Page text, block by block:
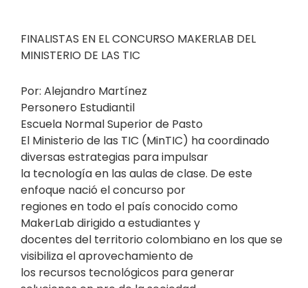
FINALISTAS EN EL CONCURSO MAKERLAB DEL
MINISTERIO DE LAS TIC
Por: Alejandro Martínez
Personero Estudiantil
Escuela Normal Superior de Pasto
El Ministerio de las TIC (MinTIC) ha coordinado
diversas estrategias para impulsar
la tecnología en las aulas de clase. De este
enfoque nació el concurso por
regiones en todo el país conocido como
MakerLab dirigido a estudiantes y
docentes del territorio colombiano en los que se
visibiliza el aprovechamiento de
los recursos tecnológicos para generar